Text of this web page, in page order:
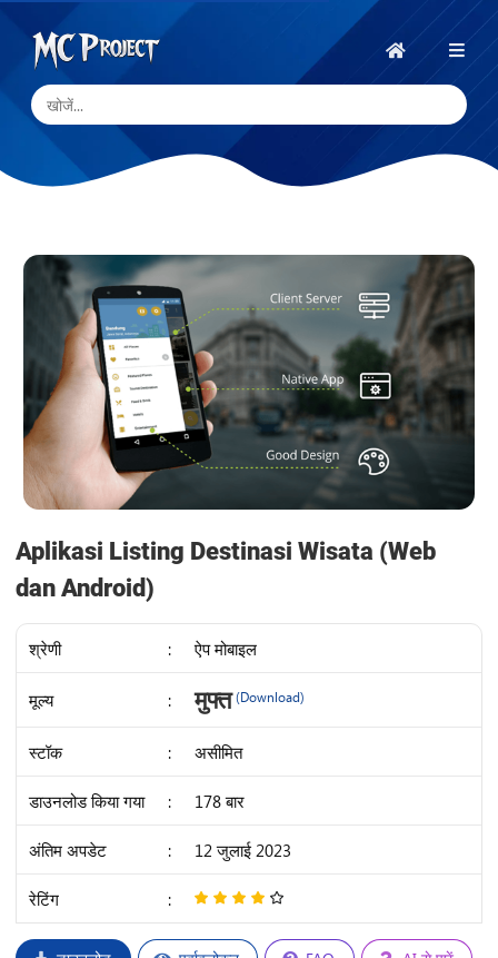
होम
Aplikasi Listing Destinasi Wisata (Web
dan Android)
श्रेणी : ऐप मोबाइल
मूल्य :
IDR
मुफ्त (Download)
स्टॉक : असीमित
डाउनलोड किया गया : 178 बार
अंतिम अपडेट : 12 जुलाई 2023
रेटिंग :
/
Project
Official
Store
डिजिटल
स्टोर